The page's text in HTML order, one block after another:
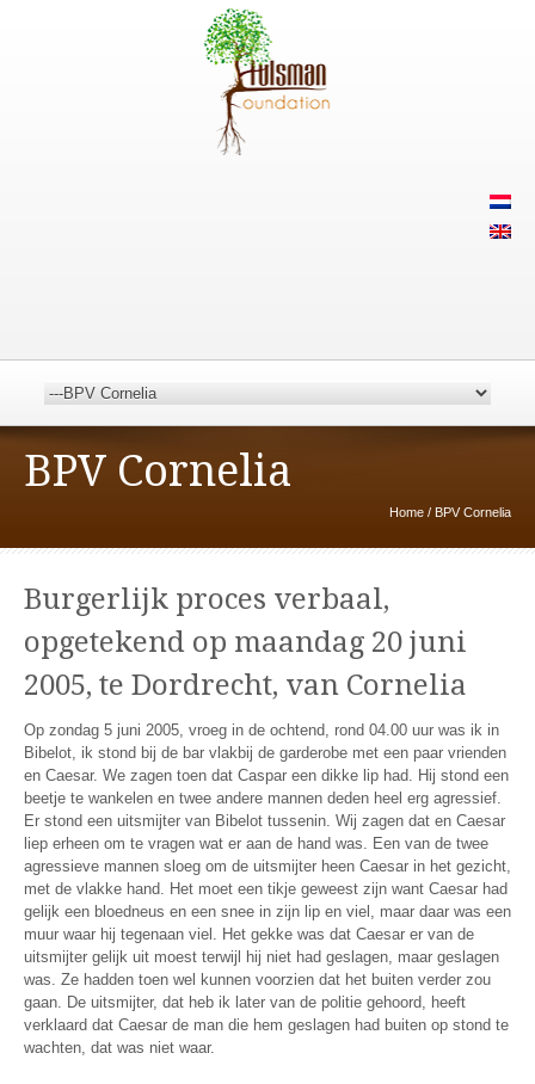
BPV Cornelia
Home / BPV Cornelia
Burgerlijk proces verbaal,
opgetekend op maandag 20 juni
2005, te Dordrecht, van Cornelia
Op zondag 5 juni 2005, vroeg in de ochtend, rond 04.00 uur was ik in
Bibelot, ik stond bij de bar vlakbij de garderobe met een paar vrienden
en Caesar. We zagen toen dat Caspar een dikke lip had. Hij stond een
beetje te wankelen en twee andere mannen deden heel erg agressief.
Er stond een uitsmijter van Bibelot tussenin. Wij zagen dat en Caesar
liep erheen om te vragen wat er aan de hand was. Een van de twee
agressieve mannen sloeg om de uitsmijter heen Caesar in het gezicht,
met de vlakke hand. Het moet een tikje geweest zijn want Caesar had
gelijk een bloedneus en een snee in zijn lip en viel, maar daar was een
muur waar hij tegenaan viel. Het gekke was dat Caesar er van de
uitsmijter gelijk uit moest terwijl hij niet had geslagen, maar geslagen
was. Ze hadden toen wel kunnen voorzien dat het buiten verder zou
gaan. De uitsmijter, dat heb ik later van de politie gehoord, heeft
verklaard dat Caesar de man die hem geslagen had buiten op stond te
wachten, dat was niet waar.